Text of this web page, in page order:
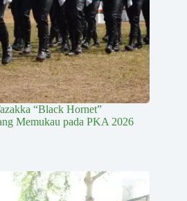
“Black Hornet”
Memukau pada PKA 2026